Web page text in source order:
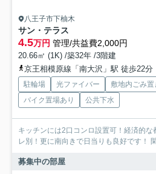
八王子市下柚木
サン・テラス
4.5万円 管理/共益費2,000円
20.66㎡ (1K) /築32年 /3階建
京王相模原線「南大沢」駅 徒歩22分
駐輪場 光ファイバー 敷地内ごみ置
バイク置場あり
公共下水
キッチンには2口コンロ設置可！経済的な
レ別！更に南向きで日当りも良好です！
募集中の部屋